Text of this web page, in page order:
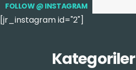
FOLLOW @ INSTAGRAM
[jr_instagram id="2"]
Kategoriler